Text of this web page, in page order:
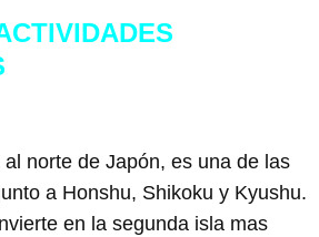
al norte de Japón, es una de las
a Honshu, Shikoku y Kyushu.
en la segunda isla mas